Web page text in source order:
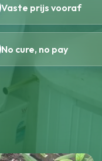
Vaste prijs vooraf
No cure, no pay